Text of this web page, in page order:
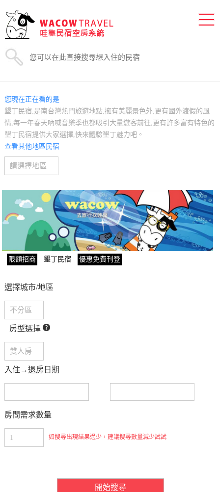
您現在正在看的是
墾丁民宿,是南台灣熱門旅遊地點,擁有美麗景色外,更有國外渡假的風
情,每一年春天吶喊音樂季也都吸引大量遊客前往,更有許多富有特色的
墾丁民宿提供大家選擇,快來體驗墾丁魅力吧。
查看其他地區民宿
限額招商 墾丁民宿 優惠免費刊登
選擇城市/地區
房型選擇
入住→退房日期
房間需求數量
如搜尋出現結果過少，建議搜尋數量減少試試
開始搜尋